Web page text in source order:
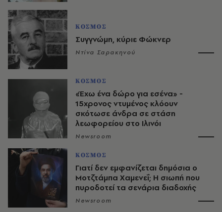
ΚΟΣΜΟΣ
Συγγνώμη, κύριε Φώκνερ
Ντίνα Σαρακηνού
ΚΟΣΜΟΣ
«Έχω ένα δώρο για εσένα» -
15χρονος ντυμένος κλόουν
σκότωσε άνδρα σε στάση
λεωφορείου στο Ιλινόι
Newsroom
ΚΟΣΜΟΣ
Γιατί δεν εμφανίζεται δημόσια ο
Μοτζτάμπα Χαμενεΐ; Η σιωπή που
πυροδοτεί τα σενάρια διαδοχής
Newsroom